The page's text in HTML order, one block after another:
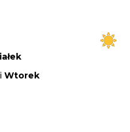
Wtorek